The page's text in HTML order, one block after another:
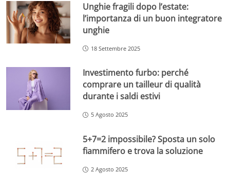
Unghie fragili dopo l’estate:
l’importanza di un buon integratore
unghie
18 Settembre 2025
Investimento furbo: perché
comprare un tailleur di qualità
durante i saldi estivi
5 Agosto 2025
5+7=2 impossibile? Sposta un solo
fiammifero e trova la soluzione
2 Agosto 2025